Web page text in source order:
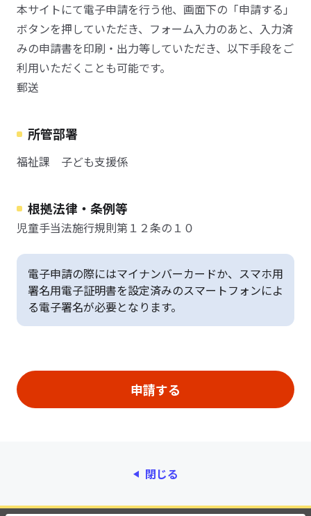
本サイトにて電子申請を行う他、画面下の「申請する」
ボタンを押していただき、フォーム入力のあと、入力済
みの申請書を印刷・出力等していただき、以下手段をご
利用いただくことも可能です。
郵送
所管部署
福祉課 子ども支援係
根拠法律・条例等
児童手当法施行規則第１２条の１０
電子申請の際にはマイナンバーカードか、スマホ用
署名用電子証明書を設定済みのスマートフォンによ
る電子署名が必要となります。
閉じる